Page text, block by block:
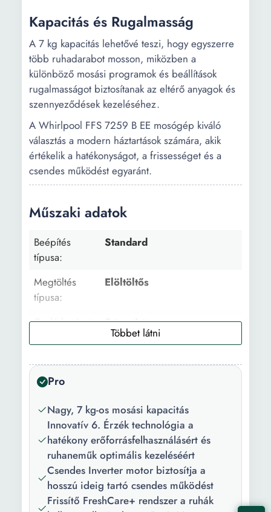
Kapacitás és Rugalmasság
A 7 kg kapacitás lehetővé teszi, hogy egyszerre
több ruhadarabot mosson, miközben a
különböző mosási programok és beállítások
rugalmasságot biztosítanak az eltérő anyagok és
szennyeződések kezeléséhez.
A Whirlpool FFS 7259 B EE mosógép kiváló
választás a modern háztartások számára, akik
értékelik a hatékonyságot, a frissességet és a
csendes működést egyaránt.
Műszaki adatok
Beépítés
típusa:
Standard
Megtöltés
típusa:
Elöltöltős
Család mérete: 3 tag 4 tag
Töltet
kapacítás:
7 kg
Centrifugálási
Centrifuga
zajszint:
77 dB
Tartály anyaga: Rozsdamentes acél
Ajtónyitás
iránya:
Bal
Pro
Nagy, 7 kg-os mosási kapacitás
Innovatív 6. Érzék technológia a
hatékony erőforrásfelhasználásért és
ruhaneműk optimális kezeléséért
Csendes Inverter motor biztosítja a
hosszú ideig tartó csendes működést
Frissítő FreshCare+ rendszer a ruhák